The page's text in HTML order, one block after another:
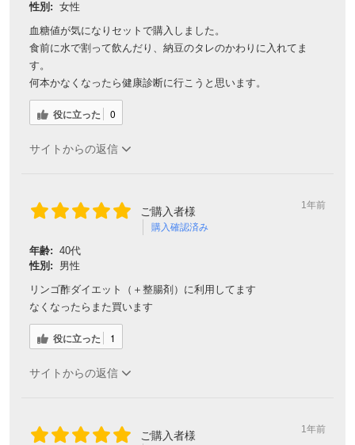
性別: 女性
血糖値が気になりセットで購入しました。
食前に水で割って飲んだり、納豆のタレのかわりに入れてま
す。
何本かなくなったら健康診断に行こうと思います。
役に立った 0
サイトからの返信
ご購入者様
購入確認済み
1年前
年齢: 40代
性別:
男性
リンゴ酢ダイエット（＋整腸剤）に利用してます
なくなったらまた買います
役に立った 1
サイトからの返信
ご購入者様 1年前